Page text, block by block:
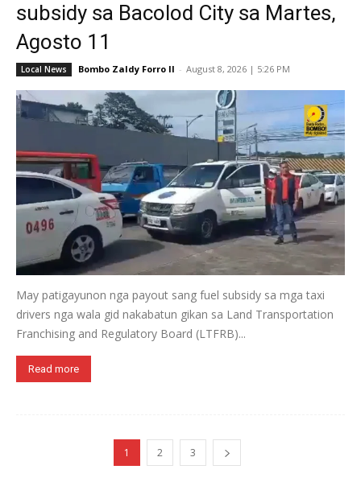
subsidy sa Bacolod City sa Martes,
Agosto 11
Local News Bombo Zaldy Forro II - August 8, 2026 | 5:26 PM
May patigayunon nga payout sang fuel subsidy sa mga taxi
drivers nga wala gid nakabatun gikan sa Land Transportation
Franchising and Regulatory Board (LTFRB)...
Read more
1 2 3